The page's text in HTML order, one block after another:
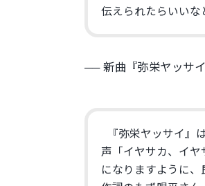
伝えられたらいいな
── 新曲『弥栄ヤッサ
『弥栄ヤッサイ』
声「イヤサカ、イヤ
になりますように、